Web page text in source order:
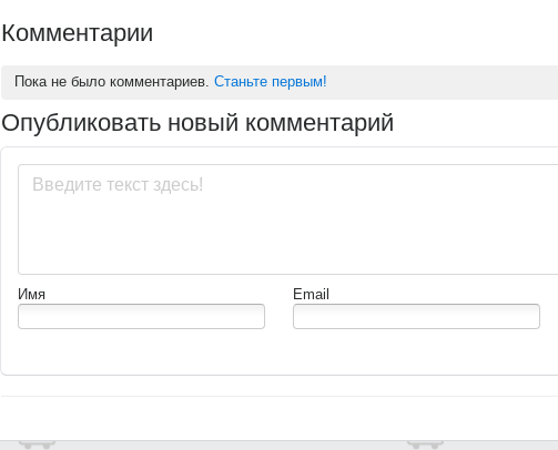
Комментарии
Пока не было комментариев. Станьте первым!
Опубликовать новый комментарий
Имя Email